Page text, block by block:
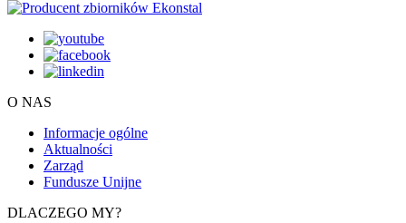
O NAS
Informacje ogólne
Aktualności
Zarząd
Fundusze Unijne
DLACZEGO MY?